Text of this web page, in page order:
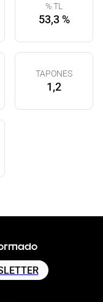
% TL
53,3 %
TAPONES
1,2